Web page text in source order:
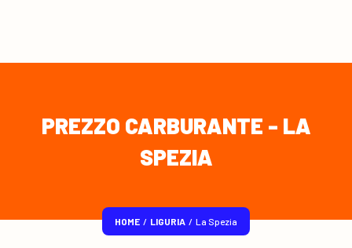
PREZZO CARBURANTE - LA
SPEZIA
HOME / LIGURIA / La Spezia